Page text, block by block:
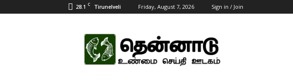
28.1 C Tirunelveli Friday, August 7, 2026 Sign in / Join
Tamil
News
Updates